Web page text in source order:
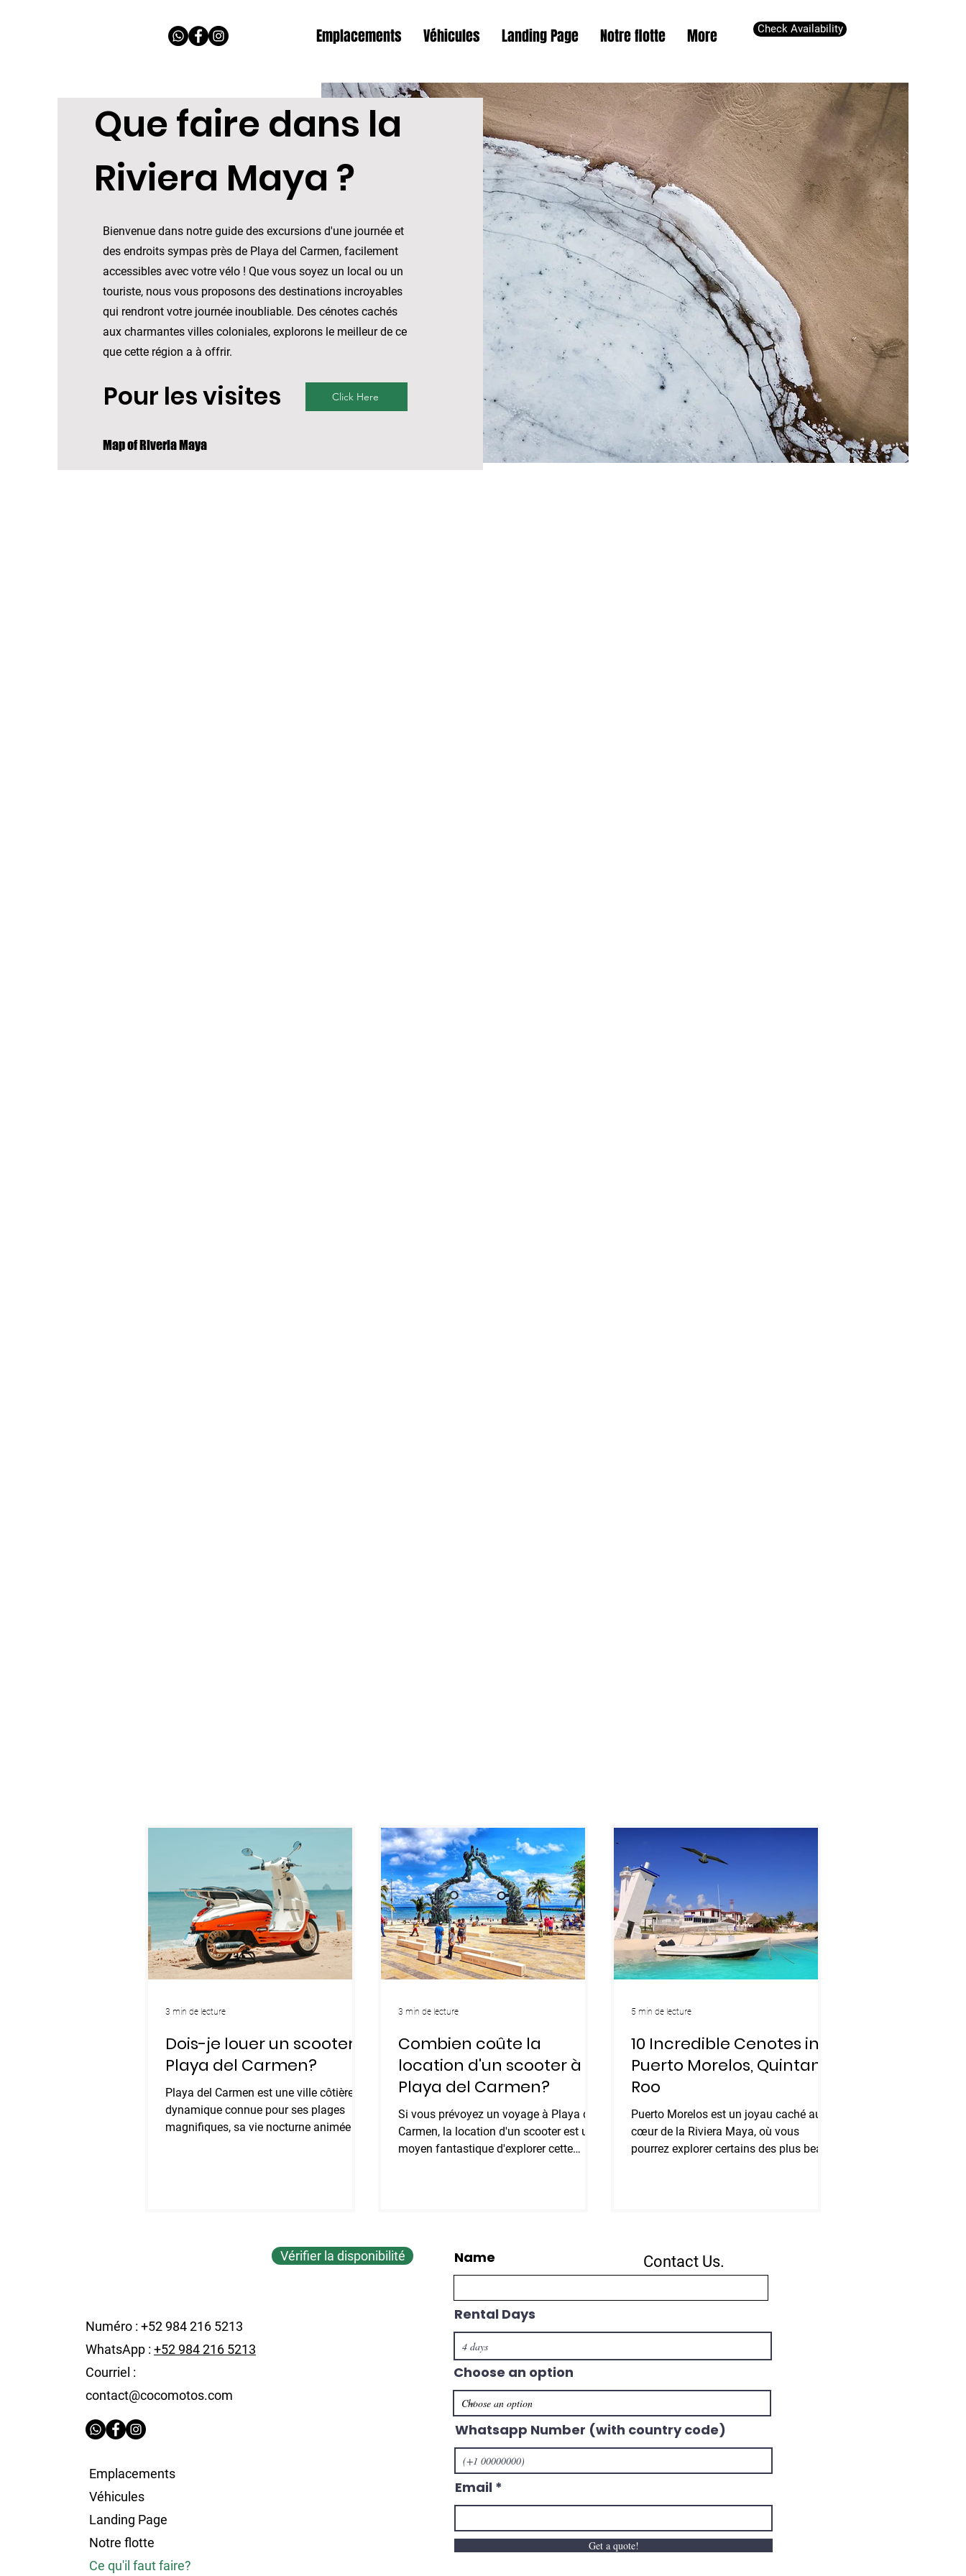
Emplacements Véhicules Landing Page Notre flotte More Check Availability
Que faire dans la
Riviera Maya ?
Bienvenue dans notre guide des excursions d'une journée et
des endroits sympas près de Playa del Carmen, facilement
accessibles avec votre vélo ! Que vous soyez un local ou un
touriste, nous vous proposons des destinations incroyables
qui rendront votre journée inoubliable. Des cénotes cachés
aux charmantes villes coloniales, explorons le meilleur de ce
que cette région a à offrir.
Click Here
Pour les visites
Map of Riveria Maya
Dois-je louer un scooter à
Playa del Carmen?
Playa del Carmen est une ville côtière
dynamique connue pour ses plages
magnifiques, sa vie nocturne animée et
3 min de lecture
Combien coûte la
location d'un scooter à
Playa del Carmen?
Si vous prévoyez un voyage à Playa del
Carmen, la location d'un scooter est un
moyen fantastique d'explorer cette
3 min de lecture
10 Incredible Cenotes in
Puerto Morelos, Quintana
Roo
Puerto Morelos est un joyau caché au
cœur de la Riviera Maya, où vous
pourrez explorer certains des plus beaux
5 min de lecture
Vérifier la disponibilité
Numéro : +52 984 216 5213
WhatsApp : +52 984 216 5213
Courriel :
contact@cocomotos.com
Emplacements
Véhicules
Landing Page
Notre flotte
Ce qu'il faut faire?
Name Contact Us.
Rental Days
Choose an option
Whatsapp Number (with country code)
Email
Get a quote!